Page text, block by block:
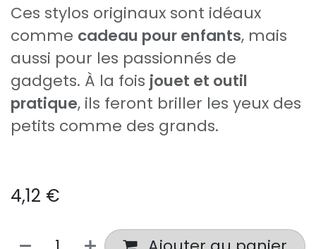
Ces stylos originaux sont idéaux
comme cadeau pour enfants, mais
aussi pour les passionnés de
gadgets. À la fois jouet et outil
pratique, ils feront briller les yeux des
petits comme des grands.
4,12 €